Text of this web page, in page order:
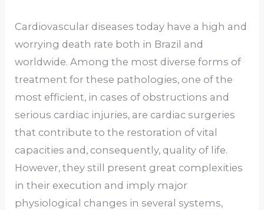
Cardiovascular diseases today have a high and
worrying death rate both in Brazil and
worldwide. Among the most diverse forms of
treatment for these pathologies, one of the
most efficient, in cases of obstructions and
serious cardiac injuries, are cardiac surgeries
that contribute to the restoration of vital
capacities and, consequently, quality of life.
However, they still present great complexities
in their execution and imply major
physiological changes in several systems,